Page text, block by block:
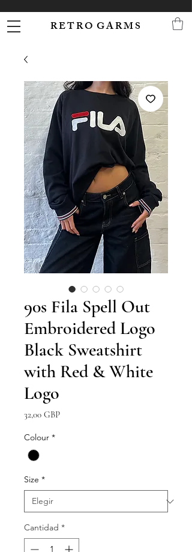
R E T R O G A R M S
90s Fila Spell Out
Embroidered Logo
Black Sweatshirt
with Red & White
Logo
32,00 GBPPrecio
Colour *
Size *
Cantidad *